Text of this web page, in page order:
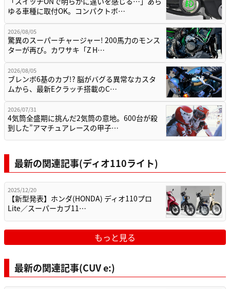
ゆる車種に取付OK。コンパクトボ…
2026/08/05
驚異のスーパーチャージャー! 200馬力のモンス
ターが再び。カワサキ「Z H…
2026/08/05
ブレンボ6基のカブ!? 脳がバグる異常なカスタ
ムから、最新Eクラッチ搭載のC…
2026/07/31
4気筒全盛期に挑んだ2気筒の意地。600台が殺
到した”アマチュアレースの甲子…
最新の関連記事(ディオ110ライト)
2025/12/20
【新型発表】ホンダ(HONDA) ディオ110プロ
Lite／スーパーカブ11…
もっと見る
最新の関連記事(CUV e:)